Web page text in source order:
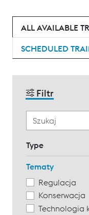
ALL AVAILABLE
SCHEDULED
Filtr
Type
Tematy
Regulacja
Konserwacja
Technologia